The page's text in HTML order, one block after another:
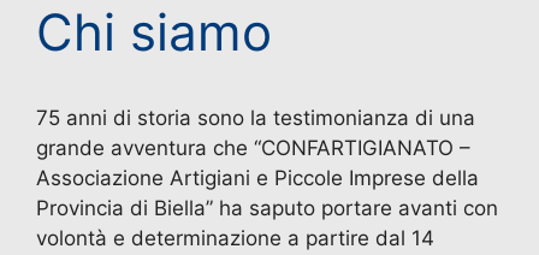
Chi siamo
75 anni di storia sono la testimonianza di una
grande avventura che “CONFARTIGIANATO –
Associazione Artigiani e Piccole Imprese della
Provincia di Biella” ha saputo portare avanti con
volontà e determinazione a partire dal 14